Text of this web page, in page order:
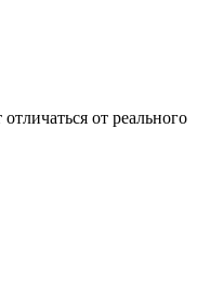
от реального